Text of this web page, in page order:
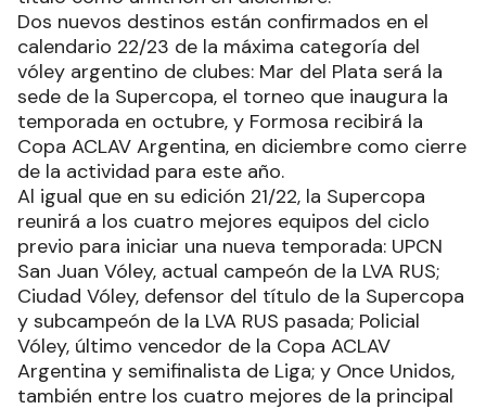
Dos nuevos destinos están confirmados en el
calendario 22/23 de la máxima categoría del
vóley argentino de clubes: Mar del Plata será la
sede de la Supercopa, el torneo que inaugura la
temporada en octubre, y Formosa recibirá la
Copa ACLAV Argentina, en diciembre como cierre
de la actividad para este año.
Al igual que en su edición 21/22, la Supercopa
reunirá a los cuatro mejores equipos del ciclo
previo para iniciar una nueva temporada: UPCN
San Juan Vóley, actual campeón de la LVA RUS;
Ciudad Vóley, defensor del título de la Supercopa
y subcampeón de la LVA RUS pasada; Policial
Vóley, último vencedor de la Copa ACLAV
Argentina y semifinalista de Liga; y Once Unidos,
también entre los cuatro mejores de la principal